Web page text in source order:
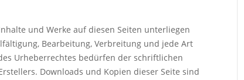
und Werke auf diesen Seiten unterliegen
Bearbeitung, Verbreitung und jede Art
Urheberrechtes bedürfen der schriftlichen
Downloads und Kopien dieser Seite sind